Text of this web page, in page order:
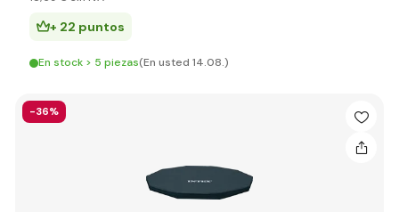
+ 22 puntos
En stock > 5 piezas(En usted 14.08.)
-36%